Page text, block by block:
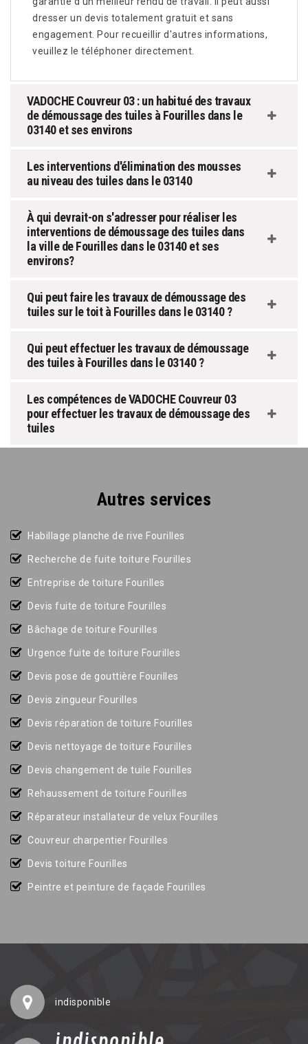
dresser un devis totalement gratuit et sans
engagement. Pour recueillir d'autres informations,
veuillez le téléphoner directement.
VADOCHE Couvreur 03 : un habitué des travaux
de démoussage des tuiles à Fourilles dans le
03140 et ses environs
Les interventions d'élimination des mousses
au niveau des tuiles dans le 03140
À qui devrait-on s'adresser pour réaliser les
interventions de démoussage des tuiles dans
la ville de Fourilles dans le 03140 et ses
environs?
Qui peut faire les travaux de démoussage des
tuiles sur le toit à Fourilles dans le 03140 ?
Qui peut effectuer les travaux de démoussage
des tuiles à Fourilles dans le 03140 ?
Les compétences de VADOCHE Couvreur 03
pour effectuer les travaux de démoussage des
tuiles
Autres services
Habillage planche de rive Fourilles
Recherche de fuite toiture Fourilles
Entreprise de toiture Fourilles
Devis fuite de toiture Fourilles
Bâchage de toiture Fourilles
Urgence fuite de toiture Fourilles
Devis pose de gouttière Fourilles
Devis zingueur Fourilles
Devis réparation de toiture Fourilles
Devis nettoyage de toiture Fourilles
Devis changement de tuile Fourilles
Rehaussement de toiture Fourilles
Réparateur installateur de velux Fourilles
Couvreur charpentier Fourilles
Devis toiture Fourilles
Peintre et peinture de façade Fourilles
indisponible